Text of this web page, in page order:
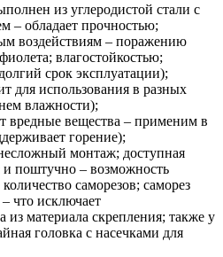
из углеродистой стали с
– обладает прочностью;
воздействиям – поражению
влагостойкостью;
срок эксплуатации);
для использования в разных
влажности);
вредные вещества – применим в
горение);
монтаж; доступная
и поштучно – возможность
саморезов; саморез
что исключает
из материала скрепления; также у
головка с насечками для